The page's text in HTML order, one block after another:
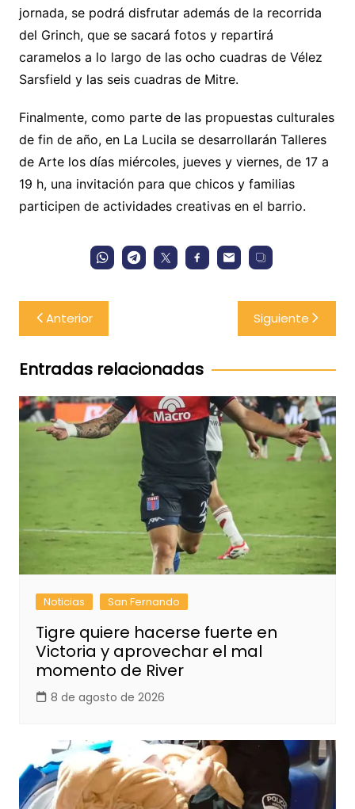
jornada, se podrá disfrutar además de la recorrida
del Grinch, que se sacará fotos y repartirá
caramelos a lo largo de las ocho cuadras de Vélez
Sarsfield y las seis cuadras de Mitre.
Finalmente, como parte de las propuestas culturales
de fin de año, en La Lucila se desarrollarán Talleres
de Arte los días miércoles, jueves y viernes, de 17 a
19 h, una invitación para que chicos y familias
participen de actividades creativas en el barrio.
Navegación
de
entradas
Anterior Siguiente
Entradas relacionadas
Noticias San Fernando
Tigre quiere hacerse fuerte en
Victoria y aprovechar el mal
momento de River
8 de agosto de 2026